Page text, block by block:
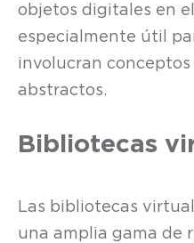
objetos digitales en
especialmente útil
involucran conceptos
abstractos.
Bibliotecas
Las bibliotecas
una amplia gama de